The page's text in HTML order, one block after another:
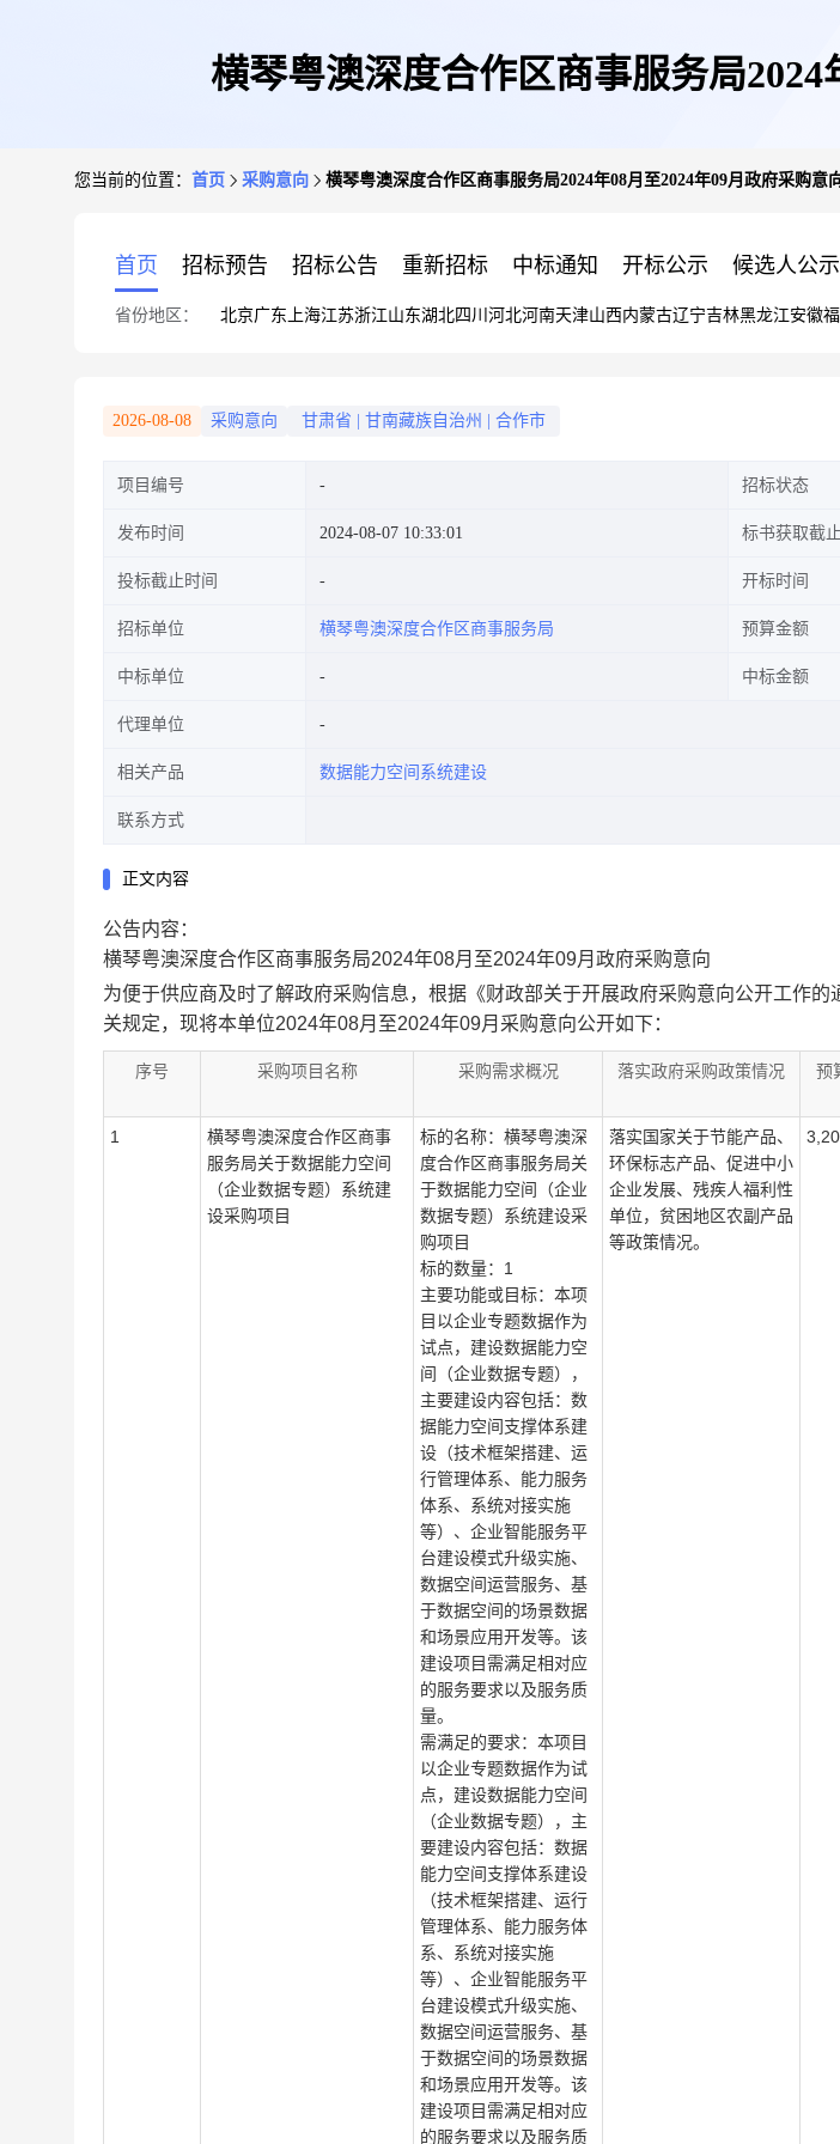
横琴粤澳深度合作区商事服务局2024
您当前的位置： 首页 采购意向 横琴粤澳深度合作区商事服务局2024年08月至2024年09月政府采购意
首页 招标预告 招标公告 重新招标 中标通知 开标公示 候选人公示
省份地区： 北京广东 上海江苏浙江山东湖北四川 河北河南天津山西内蒙古辽宁吉林黑龙江安徽
2026-08-08 采购意向 甘肃省 甘南藏族自治州 合作市
项目编号 招标状态
发布时间 2024-08-07 10:33:01 标书获取截
投标截止时间 开标时间
招标单位 横琴粤澳深度合作区商事服务局 预算金额
中标单位 中标金额
代理单位
相关产品 数据能力空间系统建设
联系方式
正文内容
公告内容：
横琴粤澳深度合作区商事服务局2024年08月至2024年09月政府采购意向
为便于供应商及时了解政府采购信息，根据《财政部关于开展政府采购意向公开工作
关规定，现将本单位2024年08月至2024年09月采购意向公开如下：
序号 采购项目名称 采购需求概况 落实政府采购政策情况 预
1
横琴粤澳深度合作区商事
服务局关于数据能力空间
（企业数据专题）系统建
设采购项目
标的名称：横琴粤澳深
度合作区商事服务局关
于数据能力空间（企业
数据专题）系统建设采
购项目
标的数量：1
主要功能或目标：本项
目以企业专题数据作为
试点，建设数据能力空
间（企业数据专题），
主要建设内容包括：数
据能力空间支撑体系建
设（技术框架搭建、运
行管理体系、能力服务
体系、系统对接实施
等）、企业智能服务平
台建设模式升级实施、
数据空间运营服务、基
于数据空间的场景数据
和场景应用开发等。该
建设项目需满足相对应
的服务要求以及服务质
量。
需满足的要求：本项目
以企业专题数据作为试
点，建设数据能力空间
（企业数据专题），主
要建设内容包括：数据
能力空间支撑体系建设
（技术框架搭建、运行
管理体系、能力服务体
系、系统对接实施
等）、企业智能服务平
台建设模式升级实施、
数据空间运营服务、基
于数据空间的场景数据
和场景应用开发等。该
建设项目需满足相对应
的服务要求以及服务质
落实国家关于节能产品、
环保标志产品、促进中小
企业发展、残疾人福利性
单位，贫困地区农副产品
等政策情况。